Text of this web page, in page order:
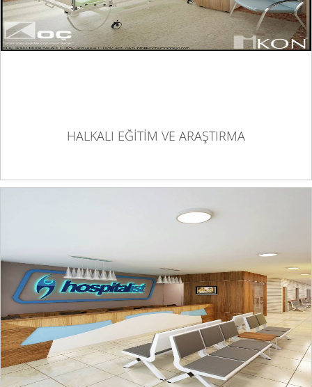
HALKALI EĞİTİM VE ARAŞTIRMA
HOSPITALIST